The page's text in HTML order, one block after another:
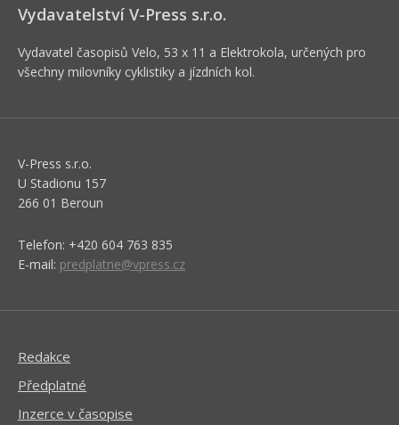
Vydavatelství V-Press s.r.o.
Vydavatel časopisů Velo, 53 x 11 a Elektrokola, určených pro
všechny milovníky cyklistiky a jízdních kol.
V-Press s.r.o.
U Stadionu 157
266 01 Beroun
Telefon: +420 604 763 835
E-mail: predplatne@vpress.cz
Redakce
Předplatné
Inzerce v časopise